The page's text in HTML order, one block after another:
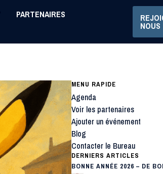
PARTENAIRES
NOUS
MENU RAPIDE
Agenda
Voir les partenaires
Ajouter un événement
Blog
Contacter le Bureau
DERNIERS ARTICLES
BONNE ANNÉE 2026 – DE